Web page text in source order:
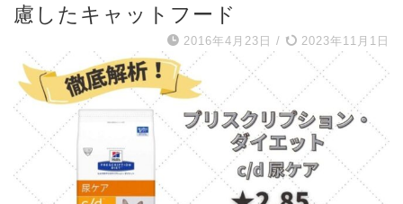
慮したキャットフード
2016年4月23日 / 2023年11月1日